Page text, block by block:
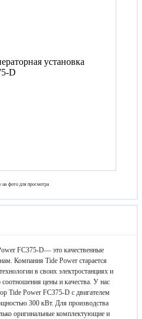
на фото для просмотра
FC375-D— это качественные
Компания Tide Power старается
в своих электростанциях и
соотношения цены и качества. У нас
Tide Power FC375-D с двигателем
300 кВт. Для производства
оригинальные комплектующие и